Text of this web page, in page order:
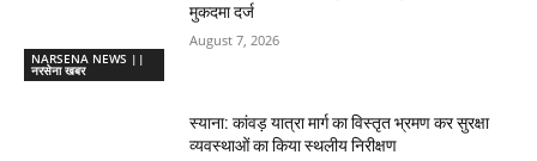
NARSENA NEWS ||
नरसेना खबर
मुकदमा दर्ज
August 7, 2026
स्याना: कांवड़ यात्रा मार्ग का विस्तृत भ्रमण कर सुरक्षा
व्यवस्थाओं का किया स्थलीय निरीक्षण